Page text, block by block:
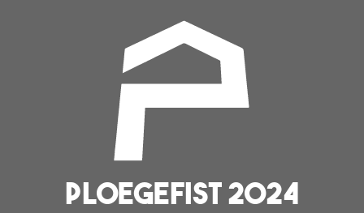
PLOEGEFIST 2024